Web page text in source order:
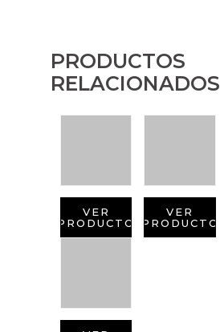
PRODUCTOS
RELACIONADOS
VER
PRODUCTO
VER
PRODUCTO